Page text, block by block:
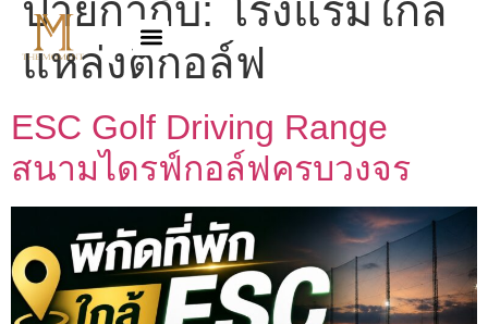
ป้ายกำกับ: โรงแรมใกล้
แหล่งตีกอล์ฟ
ESC Golf Driving Range
สนามไดรฟ์กอล์ฟครบวงจร